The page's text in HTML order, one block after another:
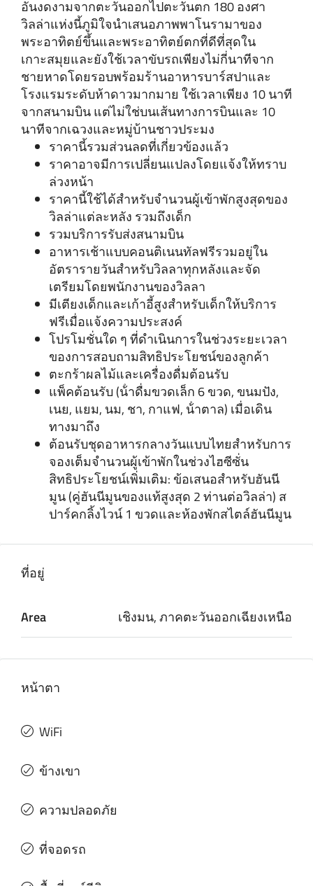
อันงดงามจากตะวันออกไปตะวันตก 180 องศา
วิลล่าแห่งนี้ภูมิใจนําเสนอภาพพาโนรามาของ
พระอาทิตย์ขึ้นและพระอาทิตย์ตกที่ดีที่สุดใน
เกาะสมุยและยังใช้เวลาขับรถเพียงไม่กี่นาทีจาก
ชายหาดโดยรอบพร้อมร้านอาหารบาร์สปาและ
โรงแรมระดับห้าดาวมากมาย ใช้เวลาเพียง 10 นาที
จากสนามบิน แต่ไม่ใช่บนเส้นทางการบินและ 10
นาทีจากเฉวงและหมู่บ้านชาวประมง
ราคานี้รวมส่วนลดที่เกี่ยวข้องแล้ว
ราคาอาจมีการเปลี่ยนแปลงโดยแจ้งให้ทราบ
ล่วงหน้า
ราคานี้ใช้ได้สําหรับจํานวนผู้เข้าพักสูงสุดของ
วิลล่าแต่ละหลัง รวมถึงเด็ก
รวมบริการรับส่งสนามบิน
อาหารเช้าแบบคอนติเนนทัลฟรีรวมอยู่ใน
อัตรารายวันสําหรับวิลลาทุกหลังและจัด
เตรียมโดยพนักงานของวิลลา
มีเตียงเด็กและเก้าอี้สูงสําหรับเด็กให้บริการ
ฟรีเมื่อแจ้งความประสงค์
โปรโมชั่นใด ๆ ที่ดําเนินการในช่วงระยะเวลา
ของการสอบถามสิทธิประโยชน์ของลูกค้า
ตะกร้าผลไม้และเครื่องดื่มต้อนรับ
แพ็คต้อนรับ (น้ําดื่มขวดเล็ก 6 ขวด, ขนมปัง,
เนย, แยม, นม, ชา, กาแฟ, น้ําตาล) เมื่อเดิน
ทางมาถึง
ต้อนรับชุดอาหารกลางวันแบบไทยสําหรับการ
จองเต็มจํานวนผู้เข้าพักในช่วงไฮซีซั่น
สิทธิประโยชน์เพิ่มเติม: ข้อเสนอสําหรับฮันนี
มูน (คู่ฮันนีมูนของแท้สูงสุด 2 ท่านต่อวิลล่า) ส
ปาร์คกลิ้งไวน์ 1 ขวดและห้องพักสไตล์ฮันนีมูน
ที่อยู่
Area เชิงมน, ภาคตะวันออกเฉียงเหนือ
หน้าตา
WiFi
ข้างเขา
ความปลอดภัย
ที่จอดรถ